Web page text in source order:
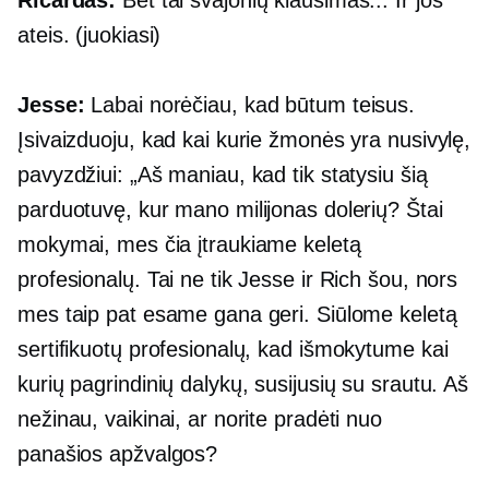
ateis. (juokiasi)
Jesse: Labai norėčiau, kad būtum teisus.
Įsivaizduoju, kad kai kurie žmonės yra nusivylę,
pavyzdžiui: „Aš maniau, kad tik statysiu šią
parduotuvę, kur mano milijonas dolerių? Štai
mokymai, mes čia įtraukiame keletą
profesionalų. Tai ne tik Jesse ir Rich šou, nors
mes taip pat esame gana geri. Siūlome keletą
sertifikuotų profesionalų, kad išmokytume kai
kurių pagrindinių dalykų, susijusių su srautu. Aš
nežinau, vaikinai, ar norite pradėti nuo
panašios apžvalgos?